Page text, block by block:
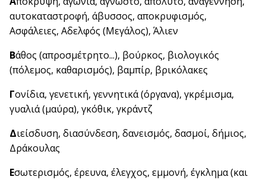
αυτοκαταστροφή, άβυσσος, αποκρυφισμός,
Ασφάλειες, Αδελφός (Μεγάλος), Άλιεν
Βάθος (απροσμέτρητο...), βούρκος, βιολογικός
(πόλεμος, καθαρισμός), βαμπίρ, βρικόλακες
Γονίδια, γενετική, γεννητικά (όργανα), γκρέμισμα,
γυαλιά (μαύρα), γκόθικ, γκράντζ
Διείσδυση, διασύνδεση, δανεισμός, δασμοί, δήμιος,
Δράκουλας
Εσωτερισμός, έρευνα, έλεγχος, εμμονή, έγκλημα (και